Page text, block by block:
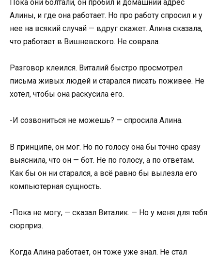
Пока они болтали, он пробил и домашний адрес
Алины, и где она работает. Но про работу спросил и у
нее на всякий случай — вдруг скажет. Алина сказала,
что работает в Вишневского. Не соврала.
Разговор клеился. Виталий быстро просмотрел
письма живых людей и старался писать поживее. Не
хотел, чтобы она раскусила его.
-И созвониться не можешь? — спросила Алина.
В принципе, он мог. Но по голосу она бы точно сразу
выяснила, что он — бот. Не по голосу, а по ответам.
Как бы он ни старался, а всё равно бы вылезла его
компьютерная сущность.
-Пока не могу, — сказал Виталик. — Но у меня для тебя
сюрприз.
Когда Алина работает, он тоже уже знал. Не стал